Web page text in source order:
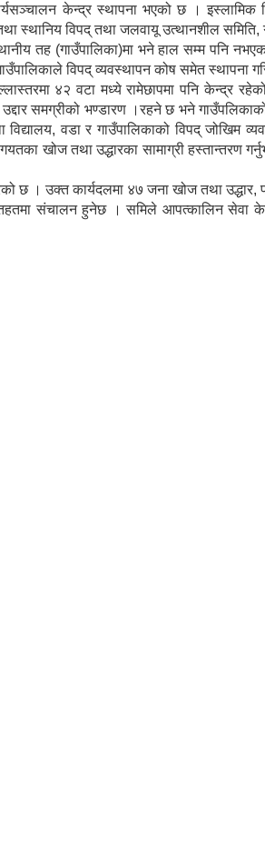
केन्द्र स्थापना भएको छ । इस्लामिक
स्थानिय विपद् तथा जलवायू उत्थानशील
तह (गाउँपालिका)मा भने हाल सम्म पनि
विपद् व्यवस्थापन कोष समेत स्थापना
४२ वटा मध्ये रामेछापमा पनि केन्द्र
समग्रीको भण्डारण ।रहने छ भने
विद्यालय, वडा र गाउँपालिकाको विपद्
खोज तथा उद्धारका सामाग्री हस्तान्तरण
छ । उक्त कार्यदलमा ४७ जना खोज तथा
संचालन हुनेछ । समिले आपत्कालिन सेवा